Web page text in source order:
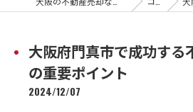
大阪府門真市で成功する
の重要ポイント
2024/12/07